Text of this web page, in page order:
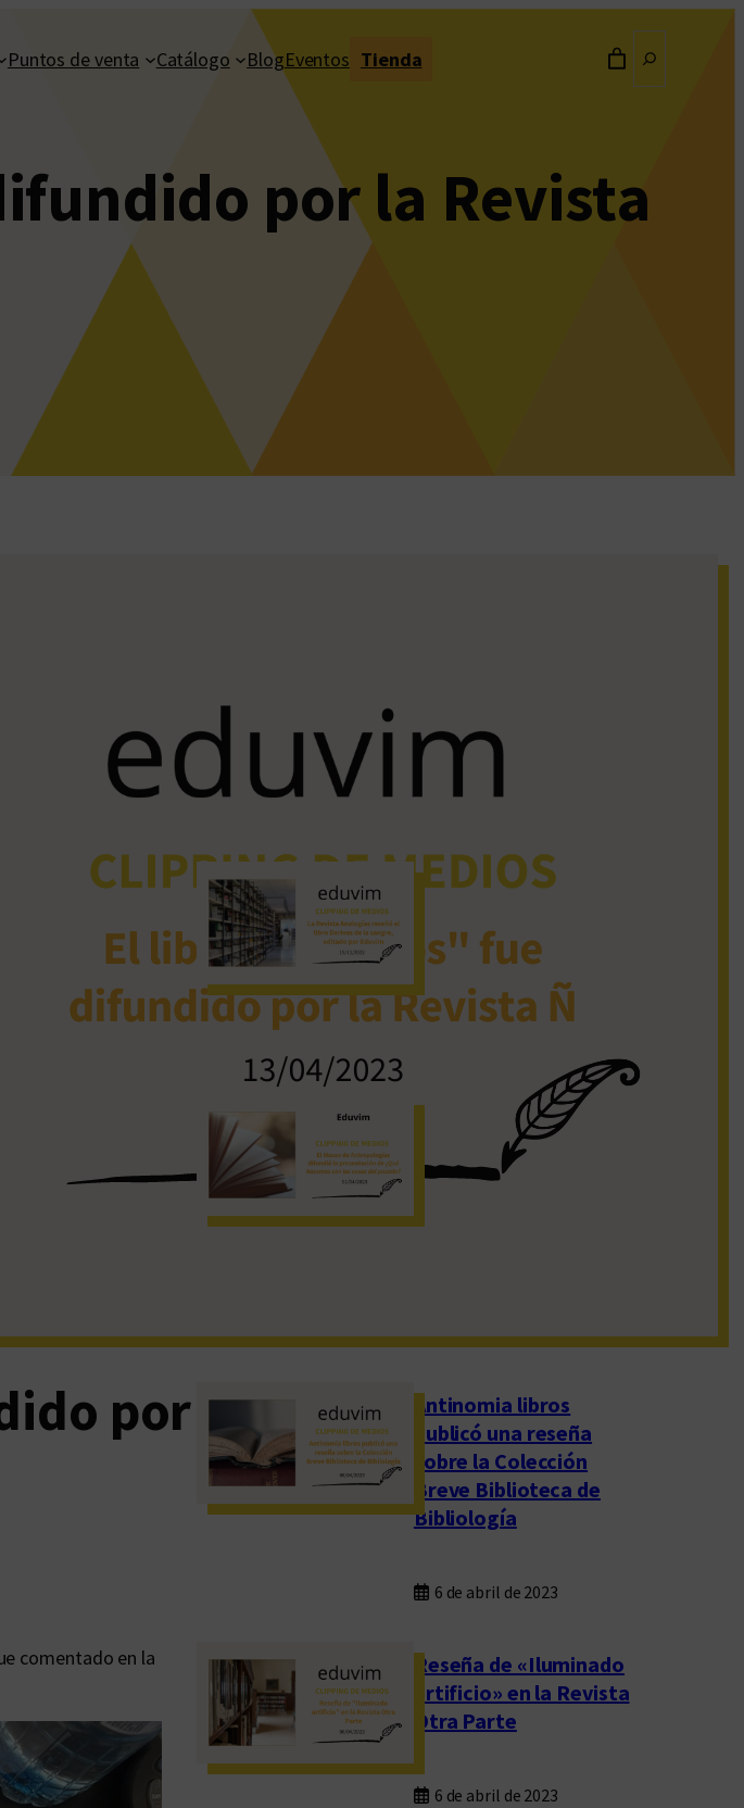
Puntos de venta Catálogo BlogEventos Tienda
por la Revista
por
comentado en la
Antiguos clipping de
medios
La Revista Analogías
de la sangre, editado
por Eduvim
El Museo de
Antropologías
difundió la
«¿Qué hacemos con
1 de abril de 2023
Antinomia libros
publicó una reseña
sobre la Colección
Breve Biblioteca de
Bibliología
6 de abril de 2023
Reseña de «Iluminado
artificio» en la Revista
Otra Parte
6 de abril de 2023